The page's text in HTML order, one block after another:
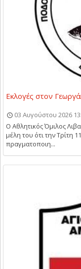
Εκλογές στον
03 Αυγούστου 2026
Ο Αθλητικός Όμιλος
μέλη του ότι την Τρίτη
πραγματοποιη...